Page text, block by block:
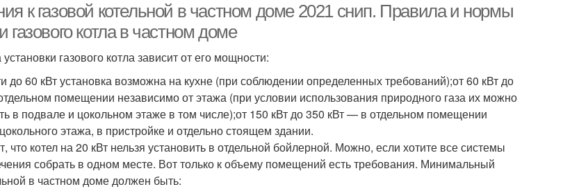
к газовой котельной в частном доме 2021 снип. Правила и нормы
газового котла в частном доме
газового котла зависит от его мощности:
до 60 кВт установка возможна на кухне (при соблюдении определенных требований);от 60 кВт до
помещении независимо от этажа (при условии использования природного газа их можно
в подвале и цокольном этаже в том числе);от 150 кВт до 350 кВт — в отдельном помещении
этажа, в пристройке и отдельно стоящем здании.
что котел на 20 кВт нельзя установить в отдельной бойлерной. Можно, если хотите все системы
собрать в одном месте. Вот только к объему помещений есть требования. Минимальный
в частном доме должен быть: